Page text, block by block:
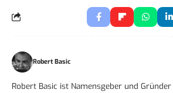
Robert Basic
Robert Basic ist Namensgeber und